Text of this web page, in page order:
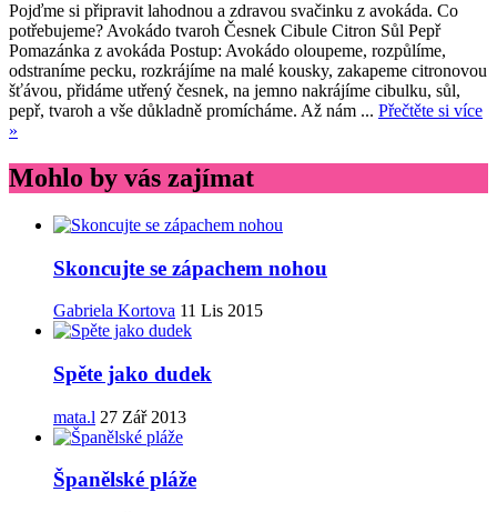
Pojďme si připravit lahodnou a zdravou svačinku z avokáda. Co
potřebujeme? Avokádo tvaroh Česnek Cibule Citron Sůl Pepř
Pomazánka z avokáda Postup: Avokádo oloupeme, rozpůlíme,
odstraníme pecku, rozkrájíme na malé kousky, zakapeme citronovou
šťávou, přidáme utřený česnek, na jemno nakrájíme cibulku, sůl,
pepř, tvaroh a vše důkladně promícháme. Až nám ... Přečtěte si více
»
Mohlo by vás zajímat
Skoncujte se zápachem nohou
Gabriela Kortova 11 Lis 2015
Spěte jako dudek
mata.l 27 Zář 2013
Španělské pláže